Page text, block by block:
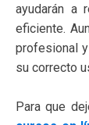
ayudarán a
eficiente.
profesional
su correcto
Para que